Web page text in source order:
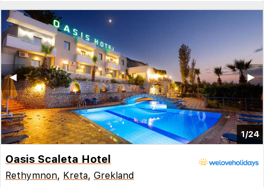
1/24
▶︎
◀︎
Oasis Scaleta Hotel
Rethymnon, Kreta, Grekland